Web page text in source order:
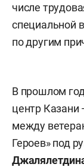
числе
специальной
по другим
В прошлом
центр
между
Героев» под